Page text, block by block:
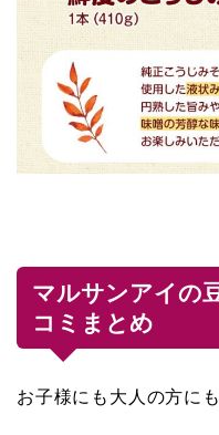
マルサンアイの
コミまとめ
お子様にも大人の方に